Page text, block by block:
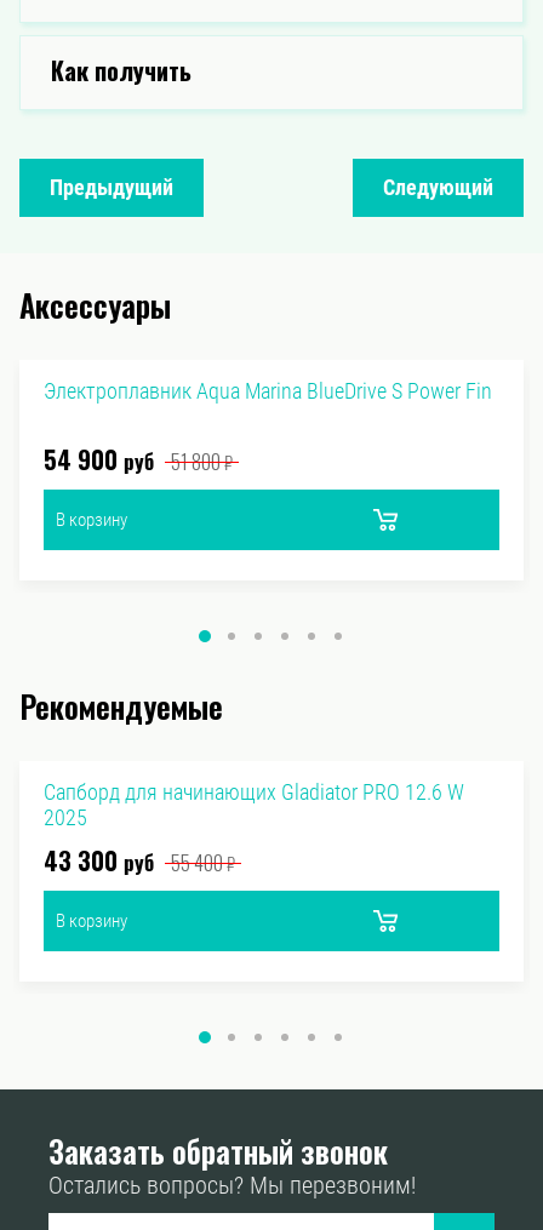
Как получить
Предыдущий Следующий
Аксессуары
Электроплавник Aqua Marina BlueDrive S Power Fin
54 900 руб 51 800₽
В корзину
Рекомендуемые
Сапборд для начинающих Gladiator PRO 12.6 W
2025
43 300 руб 55 400₽
В корзину
Заказать обратный звонок
Остались вопросы? Мы перезвоним!